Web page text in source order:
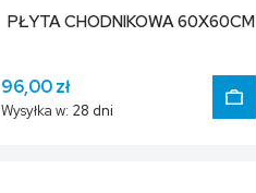
PŁYTA CHODNIKOWA 60X60CM
96,00 zł
Wysyłka w: 28 dni